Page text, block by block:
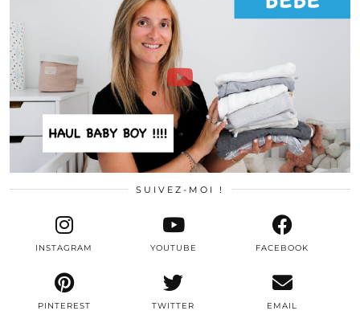
SUIVEZ-MOI !
TWITTER
INSTAGRAM FACEBOOK
PINTEREST
YOUTUBE
EMAIL